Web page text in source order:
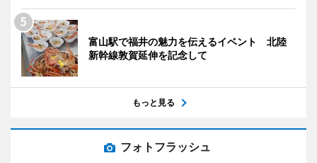
富山駅で福井の魅力を伝えるイベント 北陸
新幹線敦賀延伸を記念して
もっと見る
フォトフラッシュ